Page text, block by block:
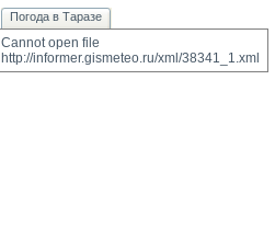
Погода в Таразе
Cannot open file
http://informer.gismeteo.ru/xml/38341_1.xml